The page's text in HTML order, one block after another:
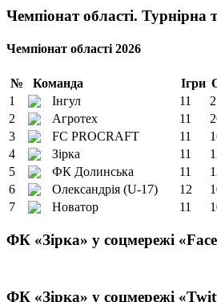
Чемпіонат області. Турнірна
Чемпіонат області 2026
№ Команда Ігри
1
Інгул 11
2
Агротех 11
3
FC PROCRAFT 11
4
Зірка 11
5
ФК Долинська 11
6
Олександрія (U-17) 12
7
Новатор 11
ФК «Зірка» у соцмережі
ФК «Зірка» у соцмережі